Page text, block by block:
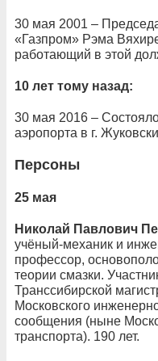
30 мая 2001 –
«Газпром» Рэма
работающий в этой
10 лет тому назад:
30 мая 2016 –
аэропорта в г.
Персоны
25 мая
Николай Павлович
учёный-механик и
профессор,
теории смазки.
Транссибирской
Московского
сообщения (ныне
транспорта). 190 лет.